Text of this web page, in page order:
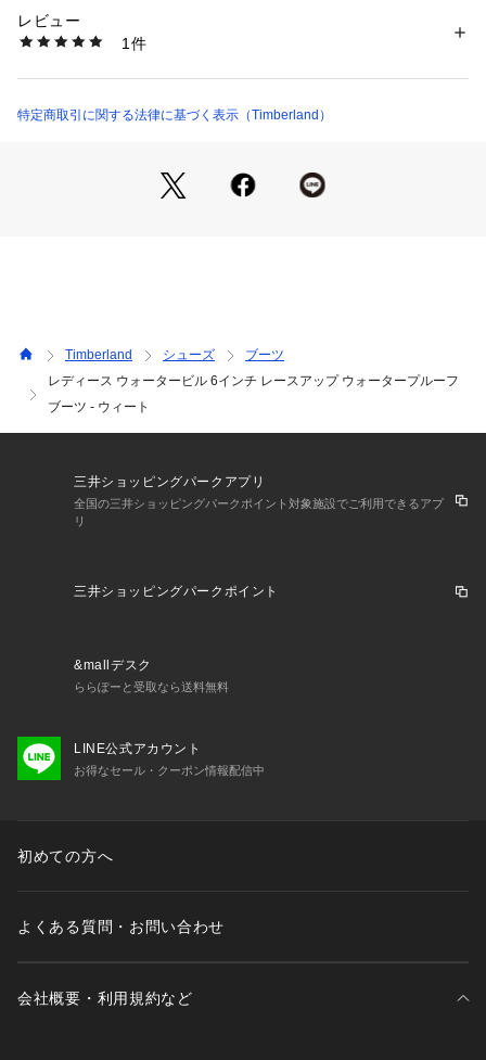
商品番号：
18168R （ショップ）
レビュー
1件
特定商取引に関する法律に基づく表示（Timberland）
Timberland シューズ
ブーツ
レディース ウォータービル 6インチ レースアップ ウォータープルーフ
ブーツ - ウィート
三井ショッピングパークアプリ
全国の三井ショッピングパークポイント対象施設でご利用できるアプ
リ
三井ショッピングパークポイント
&mallデスク
ららぽーと受取なら送料無料
LINE公式アカウント
お得なセール・クーポン情報配信中
初めての方へ
よくある質問・お問い合わせ
会社概要・利用規約など